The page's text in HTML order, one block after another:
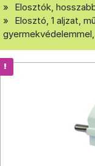
Elosztók,
Elosztó, 1 aljzat,